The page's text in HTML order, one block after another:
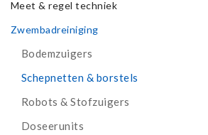
Meet & regel techniek
Zwembadreiniging
Bodemzuigers
Schepnetten & borstels
Robots & Stofzuigers
Doseerunits